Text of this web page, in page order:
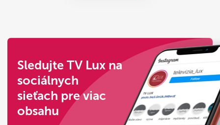
Sledujte TV Lux na
sociálnych
sieťach pre viac
obsahu